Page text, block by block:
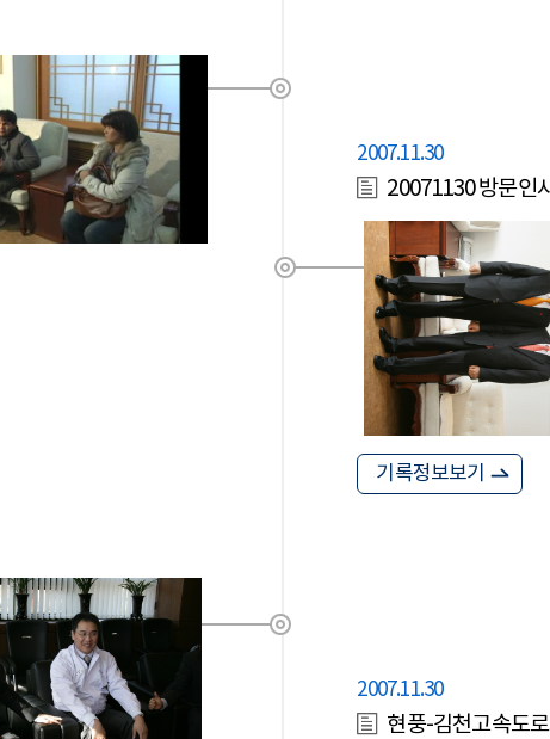
2007.11.30
20071130 방문인
기록정보보기
2007.11.30
현풍-김천고속도